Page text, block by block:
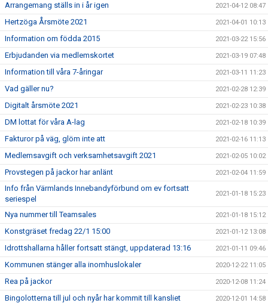
Arrangemang ställs in i år igen 2021-04-12 08:47
Hertzöga Årsmöte 2021 2021-04-01 10:13
Information om födda 2015 2021-03-22 15:56
Erbjudanden via medlemskortet 2021-03-19 07:48
Information till våra 7-åringar 2021-03-11 11:23
Vad gäller nu? 2021-02-28 12:39
Digitalt årsmöte 2021 2021-02-23 10:38
DM lottat för våra A-lag 2021-02-18 10:39
Fakturor på väg, glöm inte att 2021-02-16 11:13
Medlemsavgift och verksamhetsavgift 2021 2021-02-05 10:02
Provstegen på jackor har anlänt 2021-02-04 11:59
Info från Värmlands Innebandyförbund om ev fortsatt
seriespel
2021-01-18 15:23
Nya nummer till Teamsales 2021-01-18 15:12
Konstgräset fredag 22/1 15:00 2021-01-12 13:08
Idrottshallarna håller fortsatt stängt, uppdaterad 13:16 2021-01-11 09:46
Kommunen stänger alla inomhuslokaler 2020-12-22 11:05
Rea på jackor 2020-12-08 11:24
Bingolotterna till jul och nyår har kommit till kansliet 2020-12-01 14:58